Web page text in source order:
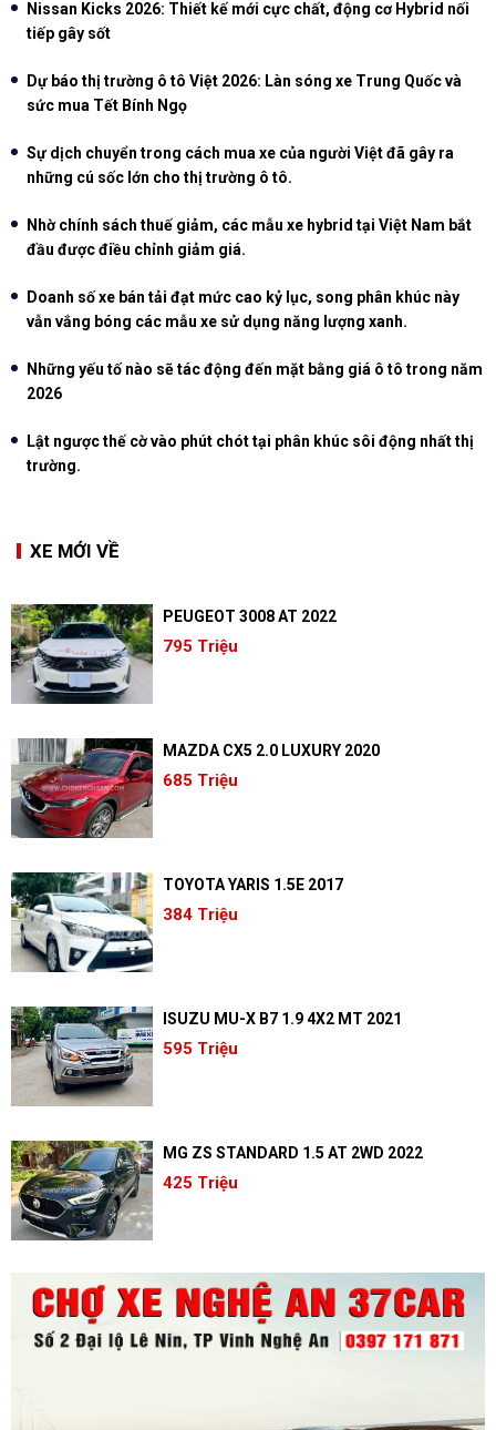
Nissan Kicks 2026: Thiết kế mới cực chất, động cơ Hybrid nối
tiếp gây sốt
Dự báo thị trường ô tô Việt 2026: Làn sóng xe Trung Quốc và
sức mua Tết Bính Ngọ
Sự dịch chuyển trong cách mua xe của người Việt đã gây ra
những cú sốc lớn cho thị trường ô tô.
Nhờ chính sách thuế giảm, các mẫu xe hybrid tại Việt Nam bắt
đầu được điều chỉnh giảm giá.
Doanh số xe bán tải đạt mức cao kỷ lục, song phân khúc này
vẫn vắng bóng các mẫu xe sử dụng năng lượng xanh.
Những yếu tố nào sẽ tác động đến mặt bằng giá ô tô trong năm
2026
Lật ngược thế cờ vào phút chót tại phân khúc sôi động nhất thị
trường.
XE MỚI VỀ
PEUGEOT 3008 AT 2022
795 Triệu
MAZDA CX5 2.0 LUXURY 2020
685 Triệu
TOYOTA YARIS 1.5E 2017
384 Triệu
ISUZU MU-X B7 1.9 4X2 MT 2021
595 Triệu
MG ZS STANDARD 1.5 AT 2WD 2022
425 Triệu